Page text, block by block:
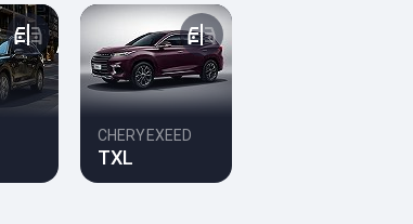
CHERYEXEED
TXL